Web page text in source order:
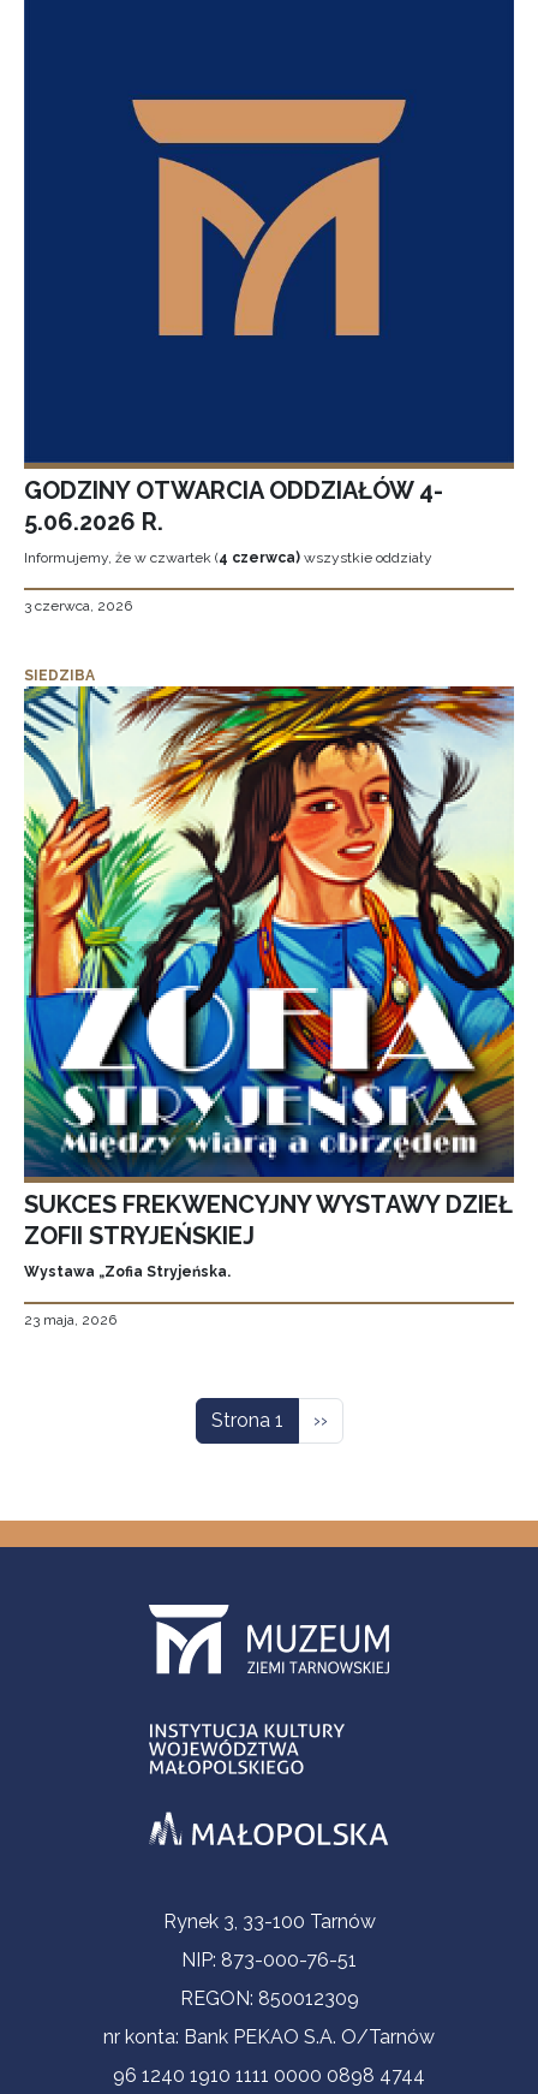
GODZINY OTWARCIA ODDZIAŁÓW 4-
5.06.2026 R.
Informujemy, że w czwartek (4 czerwca) wszystkie oddziały
3 czerwca, 2026
SIEDZIBA
SUKCES FREKWENCYJNY WYSTAWY DZIEŁ
ZOFII STRYJEŃSKIEJ
Wystawa „Zofia Stryjeńska.
23 maja, 2026
Strona 1 Następna strona
››
Informacje kontaktoweRynek 3, 33-100 Tarnów
NIP: 873-000-76-51
REGON: 850012309
nr konta: Bank PEKAO S.A. O/Tarnów
96 1240 1910 1111 0000 0898 4744